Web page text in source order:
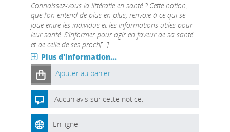
Connaissez-vous la littératie en santé ? Cette notion,
que l’on entend de plus en plus, renvoie à ce qui se
joue entre les individus et les informations utiles pour
leur santé. S’informer pour agir en faveur de sa santé
et de celle de ses proch[...]
Plus d'information...
Ajouter au panier
Aucun avis sur cette notice.
En ligne